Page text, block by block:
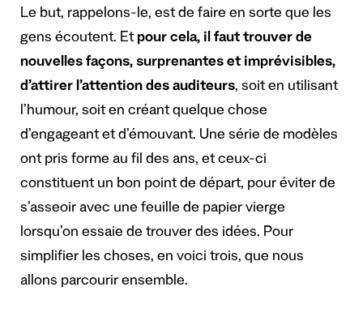
Le but, rappelons-le, est de faire en sorte que les
gens écoutent. Etpour cela, il faut trouver de
nouvelles façons, surprenantes et imprévisibles,
d’attirer l’attention des auditeurs, soit en utilisant
l’humour, soit en créant quelque chose
d’engageant et d’émouvant. Une série de modèles
ont pris forme au fil des ans, et ceux-ci
constituent un bon point de départ, pour éviter de
s’asseoir avec une feuille de papier vierge
lorsqu’on essaie de trouver des idées. Pour
simplifier les choses, en voici trois, que nous
allons parcourir ensemble.